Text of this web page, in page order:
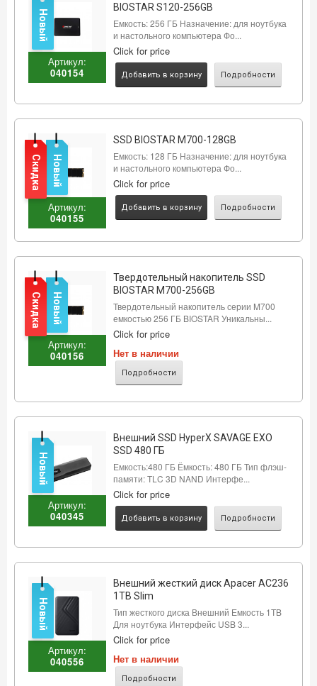
Артикул:
040154
BIOSTAR S120-256GB
Емкость: 256 ГБ Назначение: для ноутбука
и настольного компьютера Фо...
Click for price
Добавить в корзину Подробности
Новый
Артикул:
040155
SSD BIOSTAR M700-128GB
Емкость: 128 ГБ Назначение: для ноутбука
и настольного компьютера Фо...
Click for price
Добавить в корзину Подробности
Новый
Скидка
Артикул:
040156
Твердотельный накопитель SSD
BIOSTAR M700-256GB
Твердотельный накопитель серии M700
емкостью 256 ГБ BIOSTAR Уникальны...
Click for price
Нет в наличии
Подробности
Новый
Скидка
Артикул:
040345
Внешний SSD HyperX SAVAGE EXO
SSD 480 ГБ
Емкость:480 ГБ Ёмкость: 480 ГБ Тип флэш-
памяти: TLC 3D NAND Интерфе...
Click for price
Добавить в корзину Подробности
Новый
Артикул:
040556
Внешний жесткий диск Apacer AC236
1TB Slim
Тип жесткого диска Внешний Емкость 1TB
Для ноутбука Интерфейс USB 3...
Click for price
Нет в наличии
Подробности
Новый